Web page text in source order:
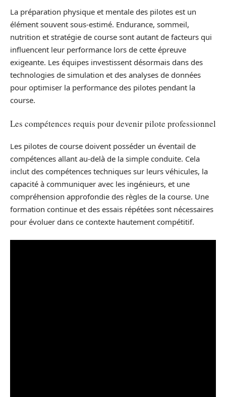
La préparation physique et mentale des pilotes est un
élément souvent sous-estimé. Endurance, sommeil,
nutrition et stratégie de course sont autant de facteurs qui
influencent leur performance lors de cette épreuve
exigeante. Les équipes investissent désormais dans des
technologies de simulation et des analyses de données
pour optimiser la performance des pilotes pendant la
course.
Les compétences requis pour devenir pilote professionnel
Les pilotes de course doivent posséder un éventail de
compétences allant au-delà de la simple conduite. Cela
inclut des compétences techniques sur leurs véhicules, la
capacité à communiquer avec les ingénieurs, et une
compréhension approfondie des règles de la course. Une
formation continue et des essais répétées sont nécessaires
pour évoluer dans ce contexte hautement compétitif.